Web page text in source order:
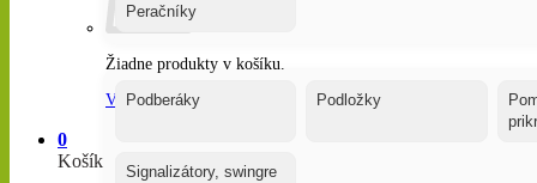
Žiadne produkty v košíku.
Vrátiť sa do obchodu
0
Košík
Peračníky
Podberáky Podložky
Signalizátory, swingre